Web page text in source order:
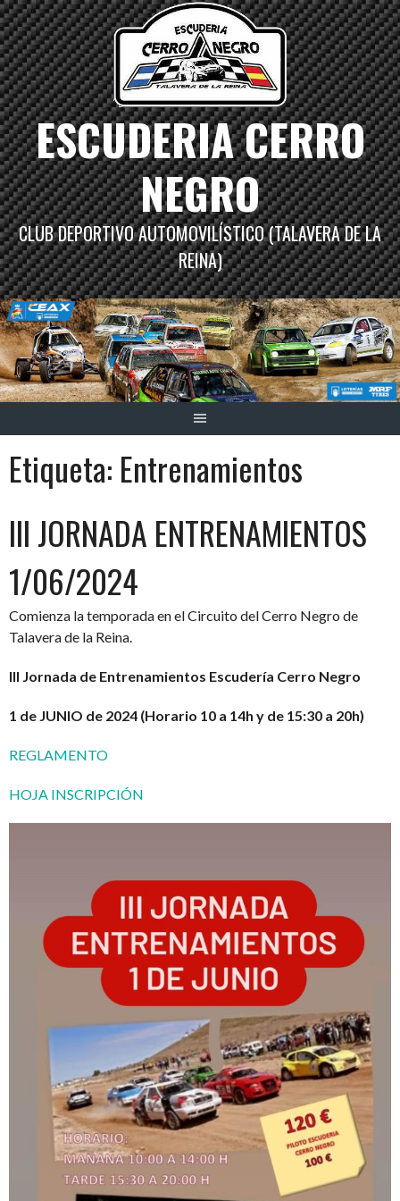
Saltar
al
contenido
ESCUDERIA CERRO
NEGRO
CLUB DEPORTIVO AUTOMOVILÍSTICO (TALAVERA DE LA
REINA)
Etiqueta: Entrenamientos
III JORNADA ENTRENAMIENTOS
1/06/2024
Comienza la temporada en el Circuito del Cerro Negro de
Talavera de la Reina.
III Jornada de Entrenamientos Escudería Cerro Negro
1 de JUNIO de 2024 (Horario 10 a 14h y de 15:30 a 20h)
REGLAMENTO
HOJA INSCRIPCIÓN